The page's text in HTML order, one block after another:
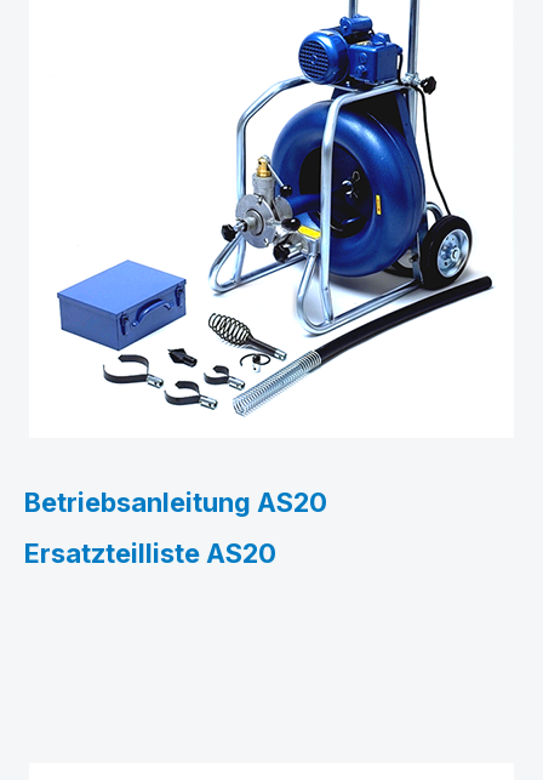
Betriebsanleitung AS20
Ersatzteilliste AS20